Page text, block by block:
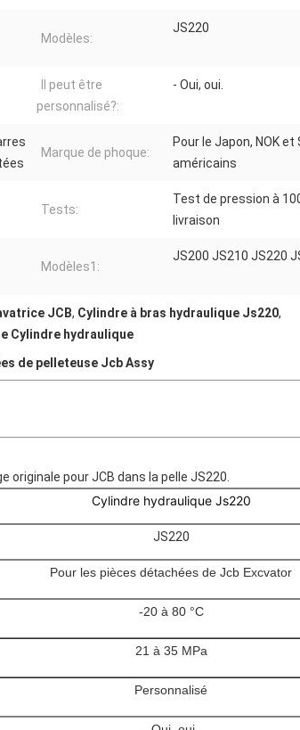
Modèles:
JS220
Il peut être
personnalisé?:
- Oui, oui.
Marque de phoque:
Pour le Japon, NOK et
américains
Tests:
Test de pression à
livraison
Modèles1:
JS200 JS210 JS220
JCB, Cylindre à bras hydraulique Js220,
Cylindre hydraulique
de pelleteuse Jcb Assy
pour JCB dans la pelle JS220.
Cylindre hydraulique Js220
JS220
Pour les pièces détachées de Jcb Excvator
-20 à 80 °C
21 à 35 MPa
Personnalisé